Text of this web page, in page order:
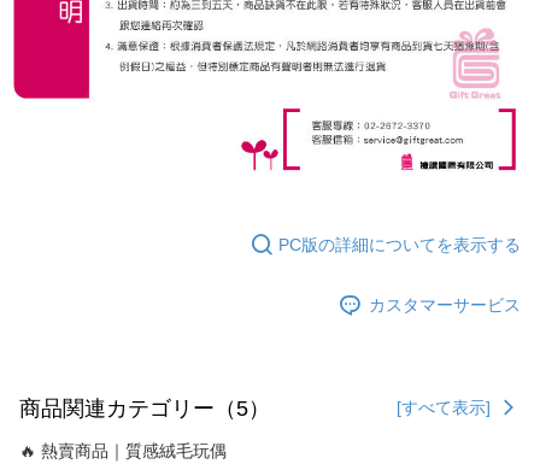
PC版の詳細についてを表示する
カスタマーサービス
商品関連カテゴリー（5） [すべて表示]
🔥 熱賣商品｜質感絨毛玩偶